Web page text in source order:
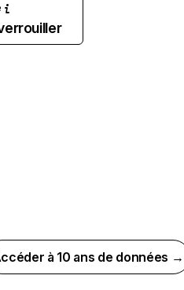
à 10 ans de données →